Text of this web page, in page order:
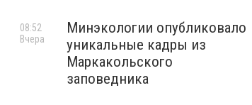
Минэкологии опубликовало
уникальные кадры из
Маркакольского
заповедника
08:52
Вчера